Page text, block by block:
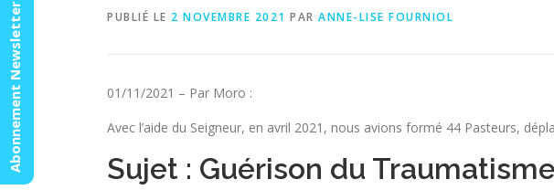
PUBLIÉ LE 2 NOVEMBRE 2021 PAR ANNE-LISE FOURNIOL
01/11/2021 – Par Moro :
Avec l’aide du Seigneur, en avril 2021, nous avions formé 44 Pasteurs,
Sujet : Guérison du Traumatisme
Abonnement Newsletter